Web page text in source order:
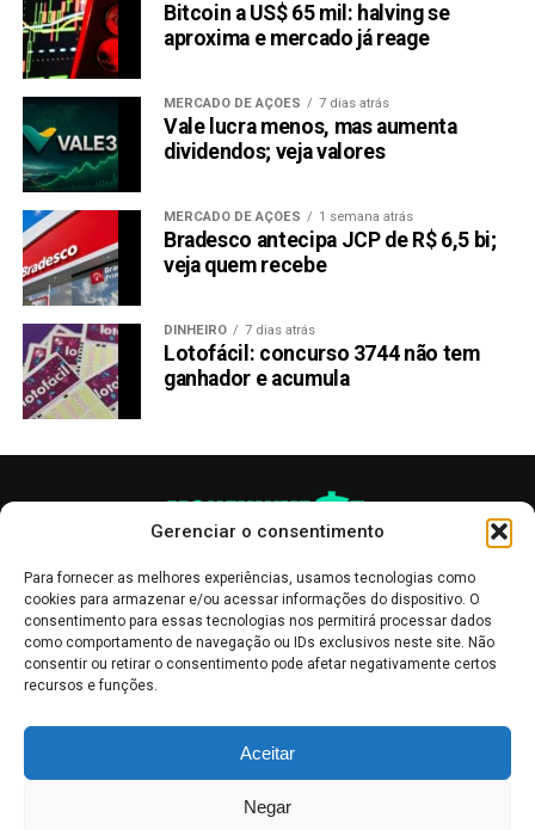
Gerenciar o consentimento
Para fornecer as melhores experiências, usamos tecnologias como
cookies para armazenar e/ou acessar informações do dispositivo. O
consentimento para essas tecnologias nos permitirá processar dados
como comportamento de navegação ou IDs exclusivos neste site. Não
consentir ou retirar o consentimento pode afetar negativamente certos
recursos e funções.
Aceitar
Negar
Bitcoin a US$ 65 mil: halving se
aproxima e mercado já reage
MERCADO DE AÇÕES 7 dias atrás
Vale lucra menos, mas aumenta
dividendos; veja valores
MERCADO DE AÇÕES 1 semana atrás
Bradesco antecipa JCP de R$ 6,5 bi;
veja quem recebe
DINHEIRO 7 dias atrás
Lotofácil: concurso 3744 não tem
ganhador e acumula
informativo, servindo como boletins de divulgação, e não devem ser
interpretadas como recomendações de investimento.Leia mais
Bolsa de Valores